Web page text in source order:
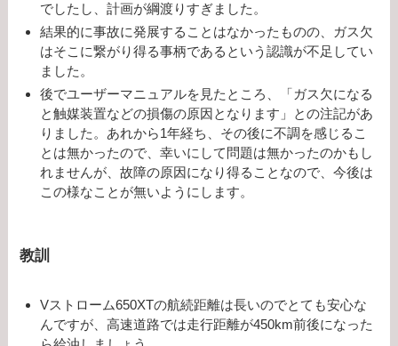
でしたし、計画が綱渡りすぎました。
結果的に事故に発展することはなかったものの、ガス欠
はそこに繋がり得る事柄であるという認識が不足してい
ました。
後でユーザーマニュアルを見たところ、「ガス欠になる
と触媒装置などの損傷の原因となります」との注記があ
りました。あれから1年経ち、その後に不調を感じるこ
とは無かったので、幸いにして問題は無かったのかもし
れませんが、故障の原因になり得ることなので、今後は
この様なことが無いようにします。
教訓
Vストローム650XTの航続距離は長いのでとても安心な
んですが、高速道路では走行距離が450km前後になった